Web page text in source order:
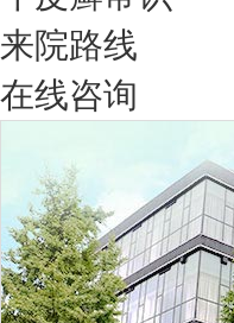
来院路线
在线咨询